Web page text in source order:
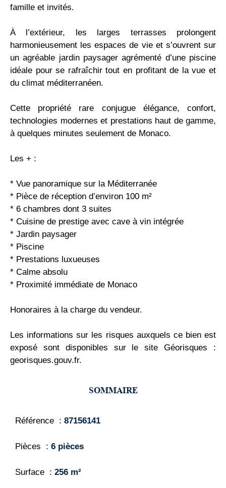
famille et invités.
À l’extérieur, les larges terrasses prolongent
harmonieusement les espaces de vie et s’ouvrent sur
un agréable jardin paysager agrémenté d’une piscine
idéale pour se rafraîchir tout en profitant de la vue et
du climat méditerranéen.
Cette propriété rare conjugue élégance, confort,
technologies modernes et prestations haut de gamme,
à quelques minutes seulement de Monaco.
Les + :
* Vue panoramique sur la Méditerranée
* Pièce de réception d’environ 100 m²
* 6 chambres dont 3 suites
* Cuisine de prestige avec cave à vin intégrée
* Jardin paysager
* Piscine
* Prestations luxueuses
* Calme absolu
* Proximité immédiate de Monaco
Honoraires à la charge du vendeur.
Les informations sur les risques auxquels ce bien est
exposé sont disponibles sur le site Géorisques :
georisques.gouv.fr.
SOMMAIRE
Référence 87156141
Pièces 6 pièces
Surface 256 m²